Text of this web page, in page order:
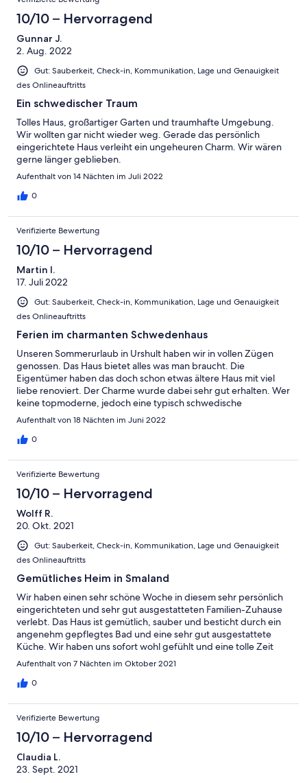
10/10 – Hervorragend
Gunnar J.
2. Aug. 2022
Gut: Sauberkeit, Check-in, Kommunikation, Lage und Genauigkeit
des Onlineauftritts
Ein schwedischer Traum
Tolles Haus, großartiger Garten und traumhafte Umgebung.
Wir wollten gar nicht wieder weg. Gerade das persönlich
eingerichtete Haus verleiht ein ungeheuren Charm. Wir wären
gerne länger geblieben.
Aufenthalt von 14 Nächten im Juli 2022
0
Verifizierte Bewertung
10/10 – Hervorragend
Martin I.
17. Juli 2022
Gut: Sauberkeit, Check-in, Kommunikation, Lage und Genauigkeit
des Onlineauftritts
Ferien im charmanten Schwedenhaus
Unseren Sommerurlaub in Urshult haben wir in vollen Zügen
genossen. Das Haus bietet alles was man braucht. Die
Eigentümer haben das doch schon etwas ältere Haus mit viel
liebe renoviert. Der Charme wurde dabei sehr gut erhalten. Wer
keine topmoderne, jedoch eine typisch schwedische
Unterkunft sucht ist hier genau richtig! Für mich war es wie ein
als Kind erinnert hat. Wir konnten sehr viele Wildtiere
pflücken. Für uns war die Zeit hier in Südschweden traumhaft
schön, wir kommen gerne wieder.
Aufenthalt von 18 Nächten im Juni 2022
0
Verifizierte Bewertung
10/10 – Hervorragend
Wolff R.
20. Okt. 2021
Gut: Sauberkeit, Check-in, Kommunikation, Lage und Genauigkeit
des Onlineauftritts
Gemütliches Heim in Smaland
Wir haben einen sehr schöne Woche in diesem sehr persönlich
eingerichteten und sehr gut ausgestatteten Familien-Zuhause
verlebt. Das Haus ist gemütlich, sauber und besticht durch ein
angenehm gepflegtes Bad und eine sehr gut ausgestattete
Küche. Wir haben uns sofort wohl gefühlt und eine tolle Zeit
inmitten der weitläufigen Wälder und großen, atemberaubend
Aufenthalt von 7 Nächten im Oktober 2021
0
Verifizierte Bewertung
10/10 – Hervorragend
Claudia L.
23. Sept. 2021